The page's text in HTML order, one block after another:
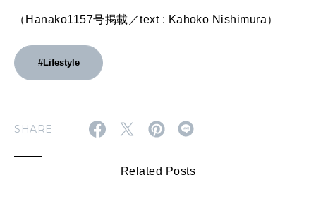
（Hanako1157号掲載／text : Kahoko Nishimura）
#Lifestyle
SHARE
Related Posts